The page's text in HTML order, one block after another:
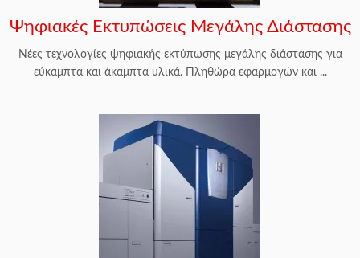
Ψηφιακές Εκτυπώσεις Μεγάλης Διάστασης
Νέες τεχνολογίες ψηφιακής εκτύπωσης μεγάλης διάστασης για
εύκαμπτα και άκαμπτα υλικά. Πληθώρα εφαρμογών και ...